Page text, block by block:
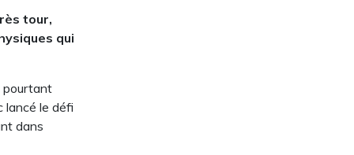
tour,
qui
pourtant
lancé le défi
dans